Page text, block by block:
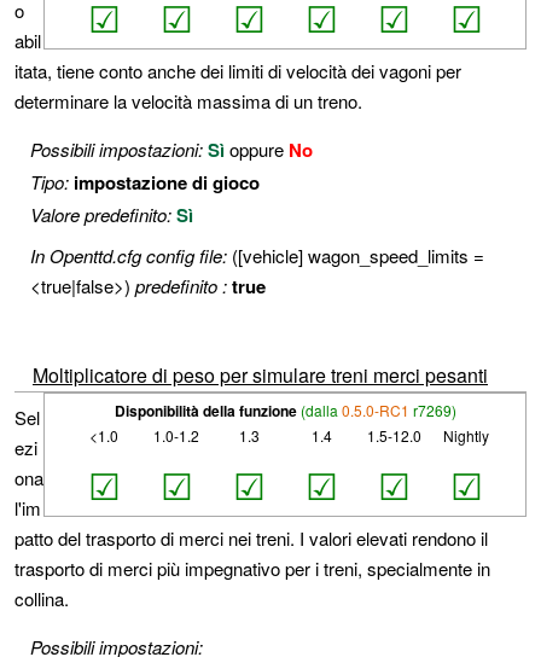
☑ ☑ ☑ ☑ ☑ ☑
o
abil
itata, tiene conto anche dei limiti di velocità dei vagoni per
determinare la velocità massima di un treno.
Possibili impostazioni:Sì oppure No
Tipo: impostazione di gioco
Valore predefinito:Sì
In Openttd.cfg config file: ([vehicle] wagon_speed_limits =
<true|false>) predefinito :true
Moltiplicatore di peso per simulare treni merci pesanti
Disponibilità della funzione (dalla 0.5.0-RC1 r7269)
<1.0
☑
1.0-1.2
☑
1.3
☑
1.4
☑
1.5-12.0
☑
Nightly
☑
Sel
ezi
ona
l'im
patto del trasporto di merci nei treni. I valori elevati rendono il
trasporto di merci più impegnativo per i treni, specialmente in
collina.
Possibili impostazioni: